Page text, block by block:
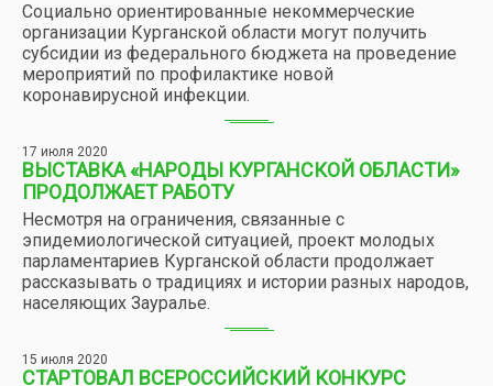
Социально ориентированные некоммерческие
организации Курганской области могут получить
субсидии из федерального бюджета на проведение
мероприятий по профилактике новой
коронавирусной инфекции.
17 июля 2020
ВЫСТАВКА «НАРОДЫ КУРГАНСКОЙ ОБЛАСТИ»
ПРОДОЛЖАЕТ РАБОТУ
Несмотря на ограничения, связанные с
эпидемиологической ситуацией, проект молодых
парламентариев Курганской области продолжает
рассказывать о традициях и истории разных народов,
населяющих Зауралье.
15 июля 2020
СТАРТОВАЛ ВСЕРОССИЙСКИЙ КОНКУРС